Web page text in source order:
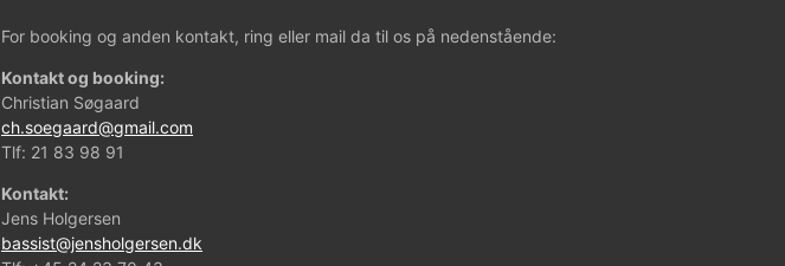
For booking og anden kontakt, ring eller mail da til os på nedenstående:
Kontakt og booking:
Christian Søgaard
ch.soegaard@gmail.com
Tlf: 21 83 98 91
Kontakt:
Jens Holgersen
bassist@jensholgersen.dk